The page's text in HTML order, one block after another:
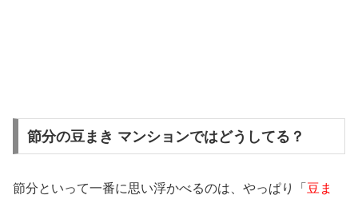
節分の豆まき マンションではどうしてる？
節分といって一番に思い浮かべるのは、やっぱり「 豆ま